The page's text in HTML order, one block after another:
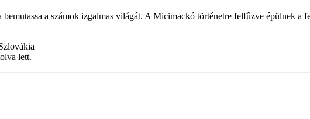
a számok izgalmas világát. A Micimackó történetre felfűzve épülnek a
lett.